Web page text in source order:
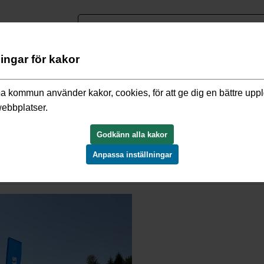
och miljö/Den 5 september togs det första spadtaget av
spadtaget av Villa Kristineberg
för kakor
kommun använder kakor, cookies, för att ge dig en bättre
Godkänn alla kakor
Anpassa inställningar